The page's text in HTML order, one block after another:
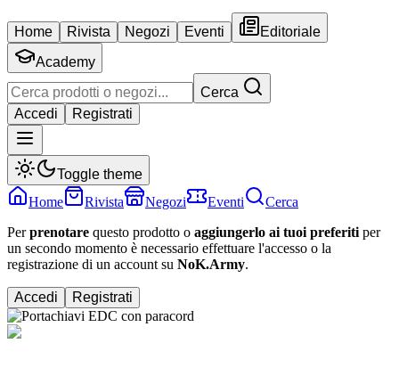
Home Rivista Negozi Eventi
Editoriale
Academy
Cerca
Accedi
Registrati
Toggle theme
Home
Rivista Negozi Eventi
Cerca
Perprenotare questo prodotto o aggiungerlo ai tuoi preferiti per
un secondo momento è necessario effettuare l'accesso o la
registrazione di un account su NoK.Army.
Accedi Registrati